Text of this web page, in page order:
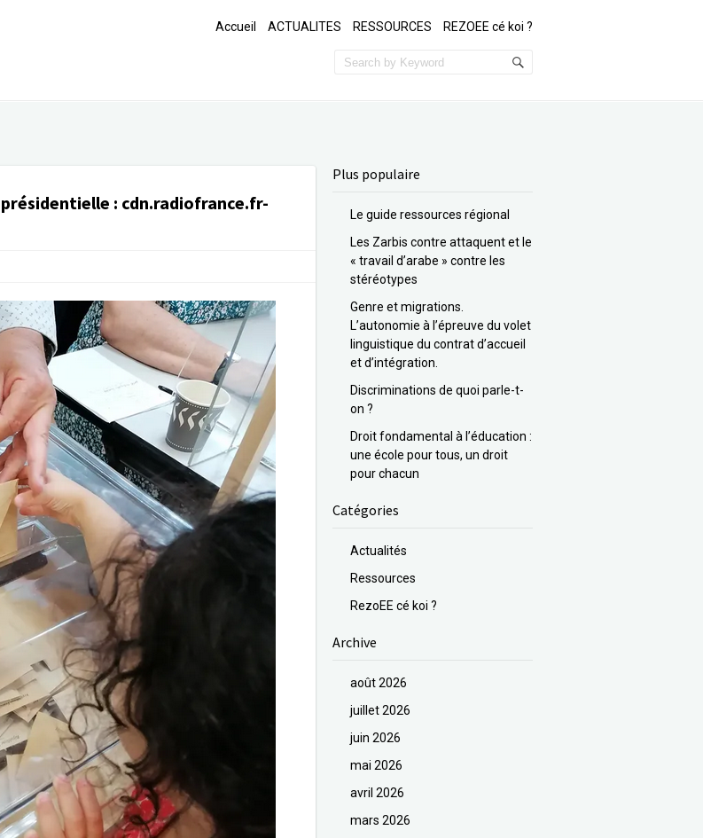
Accueil ACTUALITES RESSOURCES REZOEE cé koi ?
présidentielle : cdn.radiofrance.fr-
Plus populaire
Le guide ressources régional
Les Zarbis contre attaquent et le
« travail d’arabe » contre les
stéréotypes
Genre et migrations.
L’autonomie à l’épreuve du volet
linguistique du contrat d’accueil
et d’intégration.
Discriminations de quoi parle-t-
on ?
Droit fondamental à l’éducation :
une école pour tous, un droit
pour chacun
Catégories
Actualités
Ressources
RezoEE cé koi ?
Archive
août 2026
juillet 2026
juin 2026
mai 2026
avril 2026
mars 2026